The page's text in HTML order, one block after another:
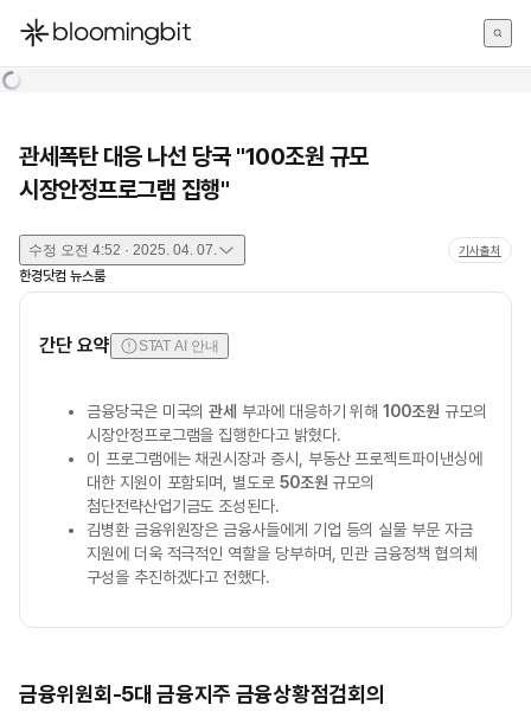
한국어
관세폭탄 대응 나선 당국 "100조원 규모
시장안정프로그램 집행"
수정 오전 4:52 · 2025. 04. 07. 기사출처
한경닷컴 뉴스룸
간단 요약 STAT AI 안내
금융당국은 미국의관세 부과에 대응하기 위해100조원 규모의
시장안정프로그램을 집행한다고 밝혔다.
이 프로그램에는 채권시장과 증시, 부동산 프로젝트파이낸싱에
대한 지원이 포함되며, 별도로 50조원 규모의
첨단전략산업기금도 조성된다.
김병환 금융위원장은 금융사들에게 기업 등의 실물 부문 자금
지원에 더욱 적극적인 역할을 당부하며, 민관 금융정책 협의체
구성을 추진하겠다고 전했다.
금융위원회-5대 금융지주 금융상황점검회의